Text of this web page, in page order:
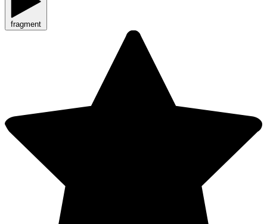
fragment